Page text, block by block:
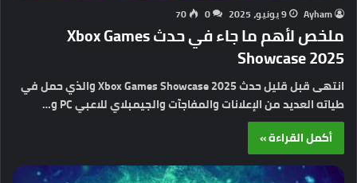
Ayham 9 يونيو، 2025 0
70
ملخص لأهم ما جاء في حدث Xbox Games
Showcase 2025
انتهى قبل قليل حدث Xbox Games Showcase 2025 والذي حمل في
طياته العديد من الإعلانات والمفاجآت والجيمبلاي للاعبي PC و…
أكمل القراءة »